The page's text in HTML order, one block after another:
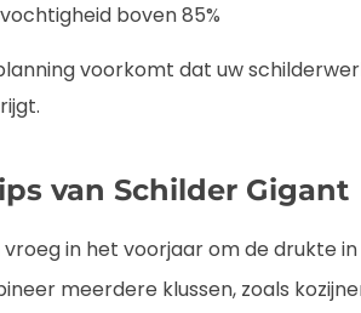
boven 85%
voorkomt dat uw
van Schilder Gigant
vroeg in het voorjaar om de drukte
meerdere klussen, zoals